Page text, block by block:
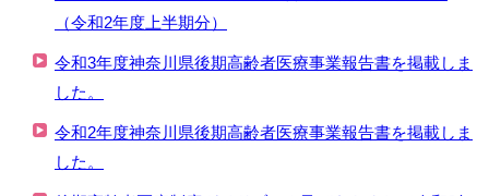
（令和2年度上半期分）
令和3年度神奈川県後期高齢者医療事業報告書を掲載しま
した。
令和2年度神奈川県後期高齢者医療事業報告書を掲載しま
した。